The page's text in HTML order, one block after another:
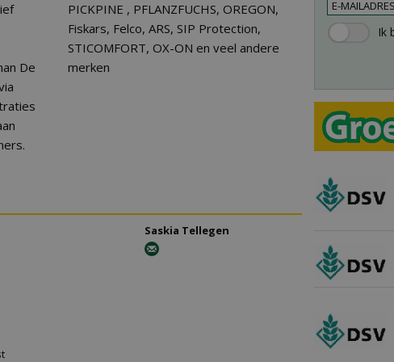
De
PICKPINE , PFLANZFUCHS, OREGON,
Fiskars, Felco, ARS, SIP Protection,
STICOMFORT, OX-ON en veel andere
merken
Saskia Tellegen